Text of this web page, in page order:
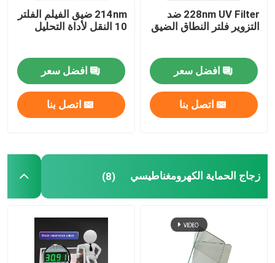
228nm UV Filter ضد
التزوير فلتر النطاق الضيق
افضل سعر
اتصل بنا
214nm ضيق الفيلم الفلتر
10 النقل لأداة التحليل
افضل سعر
اتصل بنا
زجاج الحماية الكهرومغناطيسي (8)